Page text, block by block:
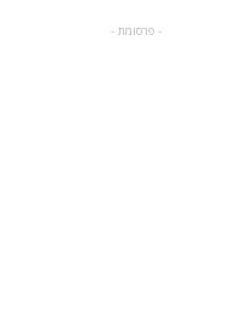
- פרסומת -